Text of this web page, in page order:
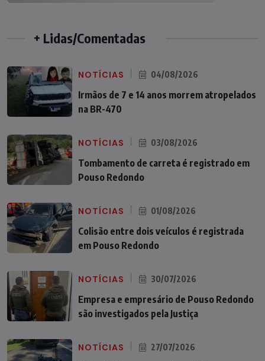
+ Lidas/Comentadas
NOTÍCIAS 04/08/2026
Irmãos de 7 e 14 anos morrem atropelados
na BR-470
NOTÍCIAS 03/08/2026
Tombamento de carreta é registrado em
Pouso Redondo
NOTÍCIAS 01/08/2026
Colisão entre dois veículos é registrada
em Pouso Redondo
NOTÍCIAS 30/07/2026
Empresa e empresário de Pouso Redondo
são investigados pela Justiça
NOTÍCIAS 27/07/2026